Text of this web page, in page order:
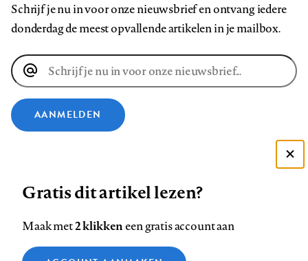
Schrijf je nu in voor onze nieuwsbrief en ontvang iedere
donderdag de meest opvallende artikelen in je mailbox.
E-
mailadres
AANMELDEN
ons
op
ons
op
ons
op
ons
op
ons
op
ons
Contact Colofon Disclaimer Privacy
Zie onze cookie policy
Gratis dit artikel lezen?
Maak met2 klikkeneen gratis account aan